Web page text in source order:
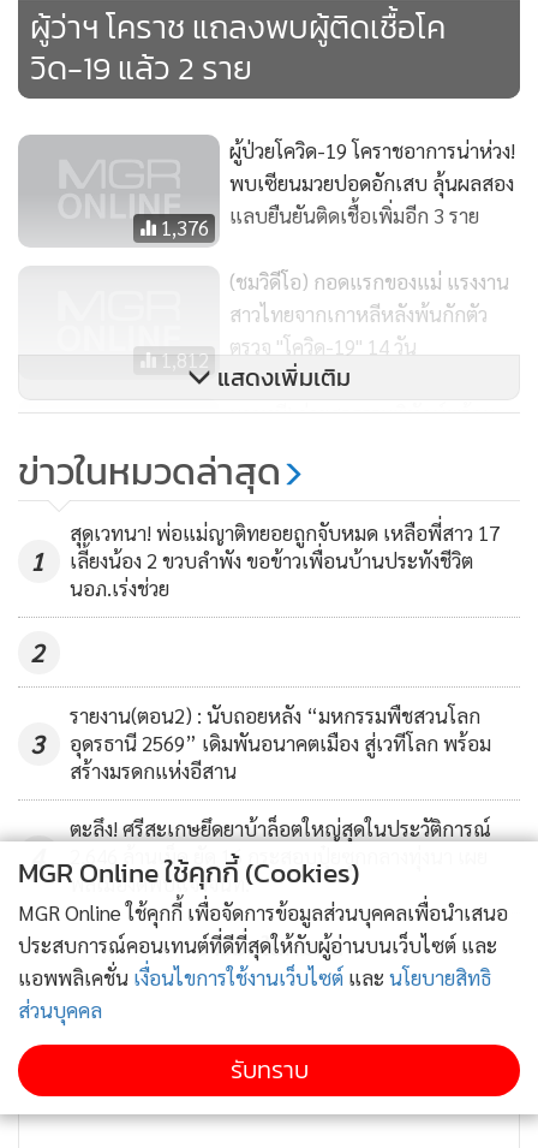
นอกจากนี้ เจ้าหน้าที่ได้ติดตามผู้ที่สัมผัสใกล้ชิดกับผู้ป่วยติดเชื้อ
โควิด-19 ทั้ง 2 คน รวม 83 ราย โดยสัมผัสกับนักศึกษาหญิง
จำนวน 52 ราย และแม่ค้าจำนวน 31 ราย ทั้งผู้ที่นั่งรถโดยสาร
ประจำทางคันดังกล่าวและครอบครัว ส่วนรถโดยสารคันดังกล่าว
ได้ล้างทำความสะอาดและไม่ได้นำมาให้บริการประชาชนอีกแต่
อย่างไรก็ตาม ขณะนี้ได้แจ้งให้ผู้ที่สัมผัสใกล้ชิดผู้ติดเชื้อบนรถ
โดยสารประจำทางรวมถึงพ่อแม่และญาติพี่น้องกักตัวเอง 14 วัน
ล่าสุดยังไม่พบว่าบรรดาญาติมีอาการเป็นไข้แต่อย่างใด ส่วนผู้ที่
สัมผัสกับหญิงวัย 30 ปีที่เดินทางมาจากปอยเปต กัมพูชา ขณะนี้
ได้มีการสอบสวนโรคและทำการกักตัวผู้ที่มีประวัติการสัมผัสไว้
14 วันเช่นกัน ซึ่งการติดตามตัวผู้ที่มีประวัติการสัมผัสผู้ป่วยดัง
กล่าวดำเนินการไปเกือบ 90% แล้ว
นายวิเชียร จันทรโณทัย ผู้ว่าราชการจังหวัดนครราชสีมา
ผู้ว่าฯ โคราช แถลงพบผู้ติดเชื้อโค
วิด-19 แล้ว 2 ราย
1,376
ผู้ป่วยโควิด-19 โคราชอาการน่าห่วง!
พบเซียนมวยปอดอักเสบ ลุ้นผลสอง
แลบยืนยันติดเชื้อเพิ่มอีก 3 ราย
1,812
(ชมวิดีโอ) กอดแรกของแม่ แรงงาน
สาวไทยจากเกาหลีหลังพ้นกักตัว
ตรวจ "โควิด-19" 14 วัน
606
ผวาหนี! ค่ายสุรธรรมพิทักษ์พร้อม
ชม.-ผงะสั่งติดตามกลับมาก่อนแล้ว
93 ราย
แสดงเพิ่มเติม
ข่าวในหมวดล่าสุด
1
สุดเวทนา! พ่อแม่ญาติทยอยถูกจับหมด เหลือพี่สาว 17
เลี้ยงน้อง 2 ขวบลำพัง ขอข้าวเพื่อนบ้านประทังชีวิต
นอภ.เร่งช่วย
2
3
รายงาน(ตอน2) : นับถอยหลัง “มหกรรมพืชสวนโลก
อุดรธานี 2569” เดิมพันอนาคตเมือง สู่เวทีโลก พร้อม
สร้างมรดกแห่งอีสาน
4
ตะลึง! ศรีสะเกษยึดยาบ้าล็อตใหญ่สุดในประวัติการณ์
2.646 ล้านเม็ด ยัด 16 กระสอบปุ๋ยซุกกลางทุ่งนา เผย
พลเมืองดีพบแจ้งจนท.
ข่าวอื่นในหมวด
MGR Online ใช้คุกกี้ (Cookies)
MGR Online ใช้คุกกี้ เพื่อจัดการข้อมูลส่วนบุคคลเพื่อนำเสนอ
ประสบการณ์คอนเทนต์ที่ดีที่สุดให้กับผู้อ่านบนเว็บไซต์ และ
แอพพลิเคชั่น เงื่อนไขการใช้งานเว็บไซต์ และ นโยบายสิทธิ
ส่วนบุคคล
รับทราบ